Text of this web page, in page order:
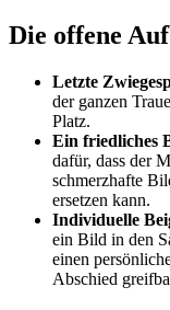
Die offene
Letzte
der ganzen
Platz.
Ein friedliches
dafür, dass der
schmerzhafte
ersetzen kann.
Individuelle
ein Bild in den
einen
Abschied